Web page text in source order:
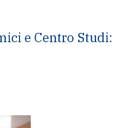
e Centro Studi: